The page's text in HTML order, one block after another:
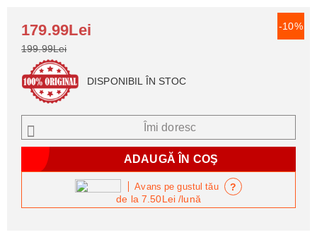
-10%
179.99Lei
199.99Lei
DISPONIBIL ÎN STOC
Îmi doresc
de la 7.50Lei/lună
Avans pe gustul tău ?